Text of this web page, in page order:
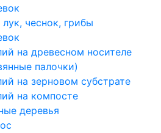
чеснок, грибы
на древесном носителе
палочки)
на зерновом субстрате
на компосте
деревья